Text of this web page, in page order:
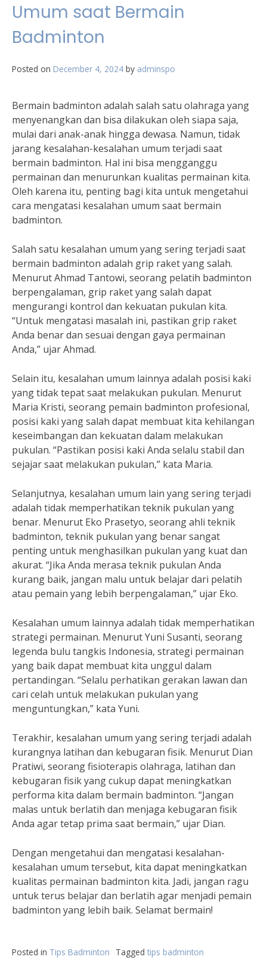
Umum saat Bermain
Badminton
Posted on December 4, 2024 by adminspo
Bermain badminton adalah salah satu olahraga yang
menyenangkan dan bisa dilakukan oleh siapa saja,
mulai dari anak-anak hingga dewasa. Namun, tidak
jarang kesalahan-kesalahan umum terjadi saat
bermain badminton. Hal ini bisa mengganggu
permainan dan menurunkan kualitas permainan kita.
Oleh karena itu, penting bagi kita untuk mengetahui
cara mengatasi kesalahan umum saat bermain
badminton.
Salah satu kesalahan umum yang sering terjadi saat
bermain badminton adalah grip raket yang salah.
Menurut Ahmad Tantowi, seorang pelatih badminton
berpengalaman, grip raket yang salah dapat
mengurangi kontrol dan kekuatan pukulan kita.
“Untuk mengatasi masalah ini, pastikan grip raket
Anda benar dan sesuai dengan gaya permainan
Anda,” ujar Ahmad.
Selain itu, kesalahan umum lainnya adalah posisi kaki
yang tidak tepat saat melakukan pukulan. Menurut
Maria Kristi, seorang pemain badminton profesional,
posisi kaki yang salah dapat membuat kita kehilangan
keseimbangan dan kekuatan dalam melakukan
pukulan. “Pastikan posisi kaki Anda selalu stabil dan
sejajar saat melakukan pukulan,” kata Maria.
Selanjutnya, kesalahan umum lain yang sering terjadi
adalah tidak memperhatikan teknik pukulan yang
benar. Menurut Eko Prasetyo, seorang ahli teknik
badminton, teknik pukulan yang benar sangat
penting untuk menghasilkan pukulan yang kuat dan
akurat. “Jika Anda merasa teknik pukulan Anda
kurang baik, jangan malu untuk belajar dari pelatih
atau pemain yang lebih berpengalaman,” ujar Eko.
Kesalahan umum lainnya adalah tidak memperhatikan
strategi permainan. Menurut Yuni Susanti, seorang
legenda bulu tangkis Indonesia, strategi permainan
yang baik dapat membuat kita unggul dalam
pertandingan. “Selalu perhatikan gerakan lawan dan
cari celah untuk melakukan pukulan yang
menguntungkan,” kata Yuni.
Terakhir, kesalahan umum yang sering terjadi adalah
kurangnya latihan dan kebugaran fisik. Menurut Dian
Pratiwi, seorang fisioterapis olahraga, latihan dan
kebugaran fisik yang cukup dapat meningkatkan
performa kita dalam bermain badminton. “Jangan
malas untuk berlatih dan menjaga kebugaran fisik
Anda agar tetap prima saat bermain,” ujar Dian.
Dengan mengetahui dan mengatasi kesalahan-
kesalahan umum tersebut, kita dapat meningkatkan
kualitas permainan badminton kita. Jadi, jangan ragu
untuk terus belajar dan berlatih agar menjadi pemain
badminton yang lebih baik. Selamat bermain!
Posted in Tips Badminton Tagged tips badminton